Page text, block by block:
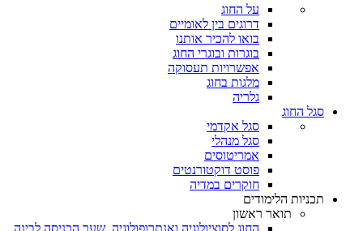
על החוג
דרוגים בין לאומיים
בואו להכיר אותנו
בוגרות ובוגרי החוג
אפשרויות תעסוקה
מלגות בחוג
גלריה
סגל החוג
סגל אקדמי
סגל מנהלי
אמריטוסים
פוסט דוקטורנטים
חוקרים במדיה
תכניות הלימודים
תואר ראשון
החוג לסוציולוגיה ואנתרופולוגיה, שער הכניסה לבינה